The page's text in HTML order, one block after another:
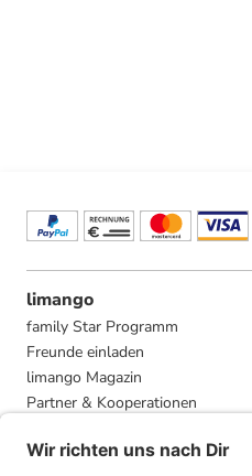
limango
family Star Programm
Freunde einladen
limango Magazin
Partner & Kooperationen
Presse